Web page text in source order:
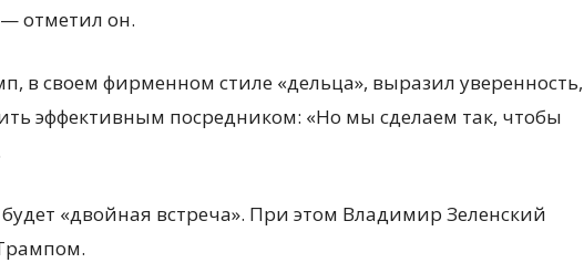
отметил он.
в своем фирменном стиле «дельца», выразил уверенность,
эффективным посредником: «Но мы сделаем так, чтобы
«двойная встреча». При этом Владимир Зеленский